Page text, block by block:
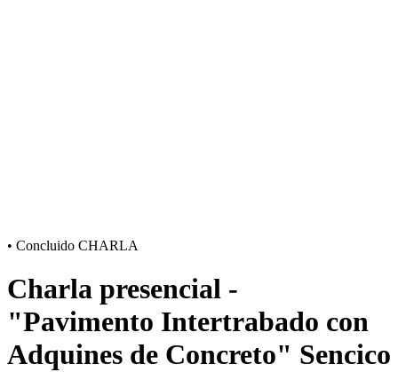
• Concluido CHARLA
Charla presencial -
"Pavimento Intertrabado con
Adquines de Concreto" Sencico